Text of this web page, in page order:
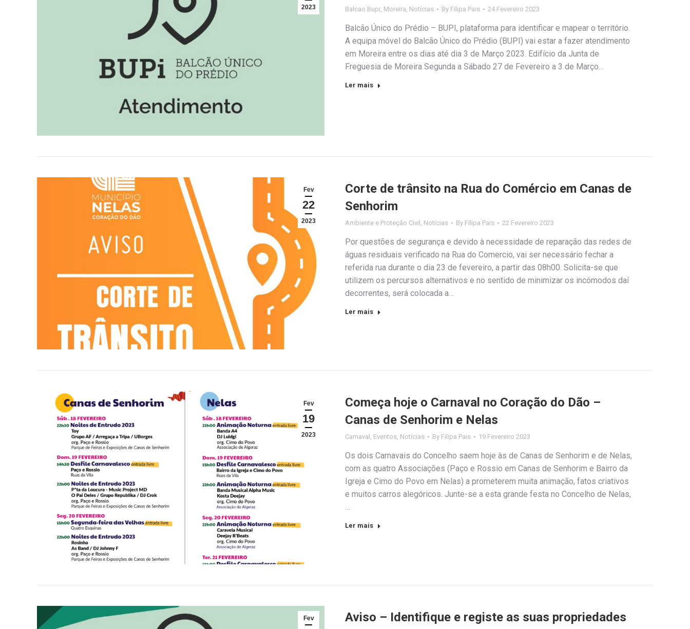
2023 Balcao Bupi Moreira Notícias By Filipa Pais 24 Fevereiro 2023
Balcão Único do Prédio – BUPI, plataforma para identificar e mapear o território.
A equipa móvel do Balcão Único do Prédio (BUPI) vai estar a fazer atendimento
em Moreira entre os dias até dia 3 de Março 2023. Edifício da Junta de
Freguesia de Moreira Segunda a Sábado 27 de Fevereiro a 3 de Março…
Ler mais
Fev
22
2023
Corte de trânsito na Rua do Comércio em Canas de
Senhorim
Ambiente e Proteção Civil , Notícias By Filipa Pais 22 Fevereiro 2023
Por questões de segurança e devido à necessidade de reparação das redes de
águas residuais verificado na Rua do Comercio, vai ser necessário fechar a
referida rua durante o dia 23 de fevereiro, a partir das 08h00. Solicita-se que
utilizem os percursos alternativos e no sentido de minimizar os incómodos daí
decorrentes, será colocada a…
Ler mais
Fev
19
2023
Começa hoje o Carnaval no Coração do Dão –
Canas de Senhorim e Nelas
Carnaval , Eventos, Notícias By Filipa Pais 19 Fevereiro 2023
Os dois Carnavais do Concelho saem hoje às de Canas de Senhorim e de Nelas,
com as quatro Associações (Paço e Rossio em Canas de Senhorim e Bairro da
Igreja e Cimo do Povo em Nelas) a prometerem muita animação, fatos criativos
e muitos carros alegóricos. Junte-se a esta grande festa no Concelho de Nelas,
…
Ler mais
Fev
Aviso – Identifique e registe as suas propriedades